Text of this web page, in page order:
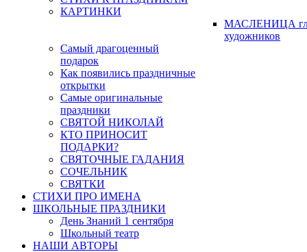
КАРТИНКИ
МАСЛЕНИЦА
художников
Самый драгоценный
подарок
Как появились праздничные
открытки
Самые оригинальные
праздники
СВЯТОЙ НИКОЛАЙ
КТО ПРИНОСИТ
ПОДАРКИ?
СВЯТОЧНЫЕ ГАДАНИЯ
СОЧЕЛЬНИК
СВЯТКИ
СТИХИ ПРО ИМЕНА
ШКОЛЬНЫЕ ПРАЗДНИКИ
День Знаний 1 сентября
Школьный театр
НАШИ АВТОРЫ